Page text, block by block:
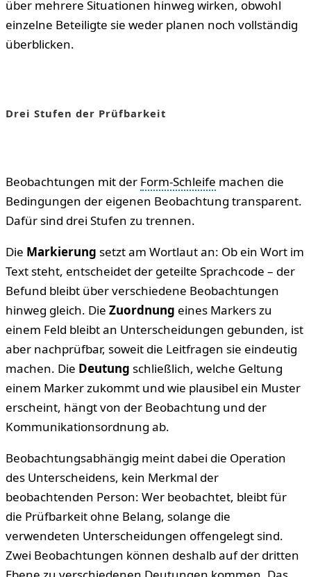
über mehrere Situationen hinweg wirken, obwohl
einzelne Beteiligte sie weder planen noch vollständig
überblicken.
Drei Stufen der Prüfbarkeit
Beobachtungen mit der Form-Schleife machen die
Bedingungen der eigenen Beobachtung transparent.
Dafür sind drei Stufen zu trennen.
Die Markierung setzt am Wortlaut an: Ob ein Wort im
Text steht, entscheidet der geteilte Sprachcode – der
Befund bleibt über verschiedene Beobachtungen
hinweg gleich. Die Zuordnung eines Markers zu
einem Feld bleibt an Unterscheidungen gebunden, ist
aber nachprüfbar, soweit die Leitfragen sie eindeutig
machen. Die Deutung schließlich, welche Geltung
einem Marker zukommt und wie plausibel ein Muster
erscheint, hängt von der Beobachtung und der
Kommunikationsordnung ab.
Beobachtungsabhängig meint dabei die Operation
des Unterscheidens, kein Merkmal der
beobachtenden Person: Wer beobachtet, bleibt für
die Prüfbarkeit ohne Belang, solange die
verwendeten Unterscheidungen offengelegt sind.
Zwei Beobachtungen können deshalb auf der dritten